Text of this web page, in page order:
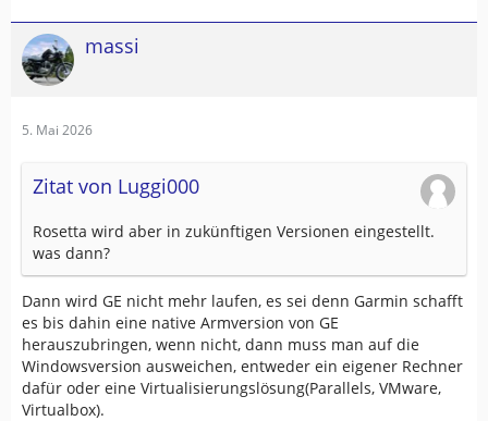
massi
5. Mai 2026
Zitat von Luggi000
Rosetta wird aber in zukünftigen Versionen eingestellt.
was dann?
Dann wird GE nicht mehr laufen, es sei denn Garmin schafft
es bis dahin eine native Armversion von GE
herauszubringen, wenn nicht, dann muss man auf die
Windowsversion ausweichen, entweder ein eigener Rechner
dafür oder eine Virtualisierungslösung(Parallels, VMware,
Virtualbox).